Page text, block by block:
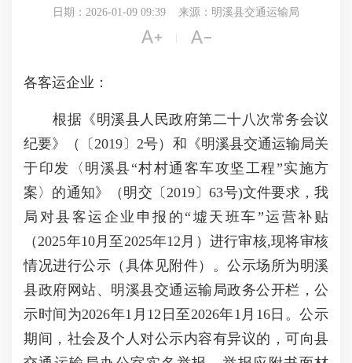
日期：2026-01-09 09:39 来源：明溪县交通运输局
 
各客运企业：
根据《明溪县人民政府第二十八次常务会议
纪要》（〔2019〕2号）和《明溪县交通运输局关
于印发〈明溪县“村村通客车攻坚工程”实施方
案〉的通知》（明交〔2019〕63号)文件要求，我
局对县客运企业申报的“墟天班车”运营补贴
（2025年10月至2025年12月）进行审核,现将审核
情况进行公示（具体见附件）。公示场所为明溪
县政府网站、明溪县交通运输局政务公开栏，公
示时间为2026年1月12日至2026年1月16日。公示
期间，社会及个人对公示内容有异议的，可向县